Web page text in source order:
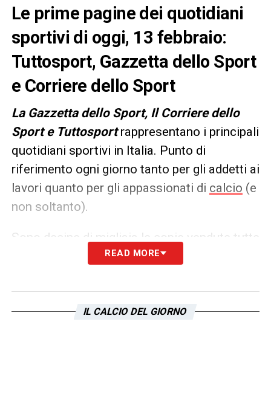
Le prime pagine dei quotidiani
sportivi di oggi, 13 febbraio:
Tuttosport, Gazzetta dello Sport
e Corriere dello Sport
La Gazzetta dello Sport, Il Corriere dello
Sport e Tuttosportrappresentano i principali
quotidiani sportivi in Italia. Punto di
riferimento ogni giorno tanto per gli addetti ai
lavori quanto per gli appassionati di calcio (e
non soltanto).
Sono decine di migliaia le copie vendute tutte
le mattine in edicola, ma un’anteprima dei
già dalla sera precedente. Ecco, allora, le
prime pagine deiQuotidiani Sportividioggi
READ MORE
IL CALCIO DEL GIORNO